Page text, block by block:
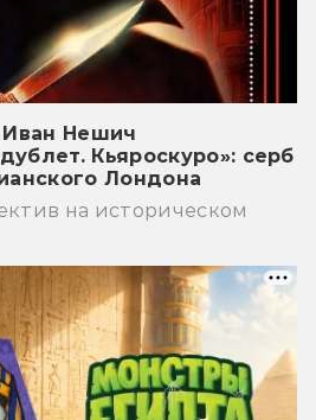
Иван Нешич
Кьяроскуро»: серб
Лондона
на историческом